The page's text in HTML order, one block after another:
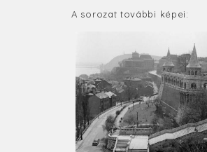
A sorozat további képei: